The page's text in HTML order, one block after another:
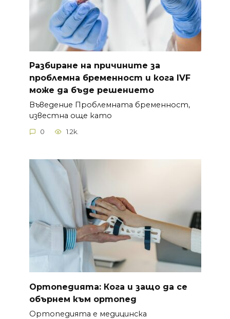
Разбиране на причините за
проблемна бременност и кога IVF
може да бъде решението
Въведение Проблемната бременност,
известна още като
0 1.2k.
Ортопедията: Кога и защо да се
обърнем към ортопед
Ортопедията е медицинска